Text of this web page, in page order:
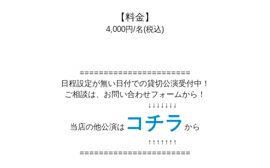
【料金】
4,000円/名(税込)
=======================
日程設定が無い日付での貸切公演受付中！
ご相談は、お問い合わせフォームから！
↓↓↓↓↓↓↓
当店の他公演は コチラ から
↑↑ ↑↑ ↑↑ ↑
=======================